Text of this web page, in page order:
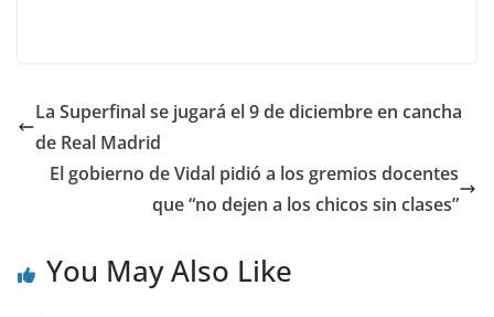
La Superfinal se jugará el 9 de diciembre en cancha
de Real Madrid
El gobierno de Vidal pidió a los gremios docentes
que “no dejen a los chicos sin clases”
You May Also Like